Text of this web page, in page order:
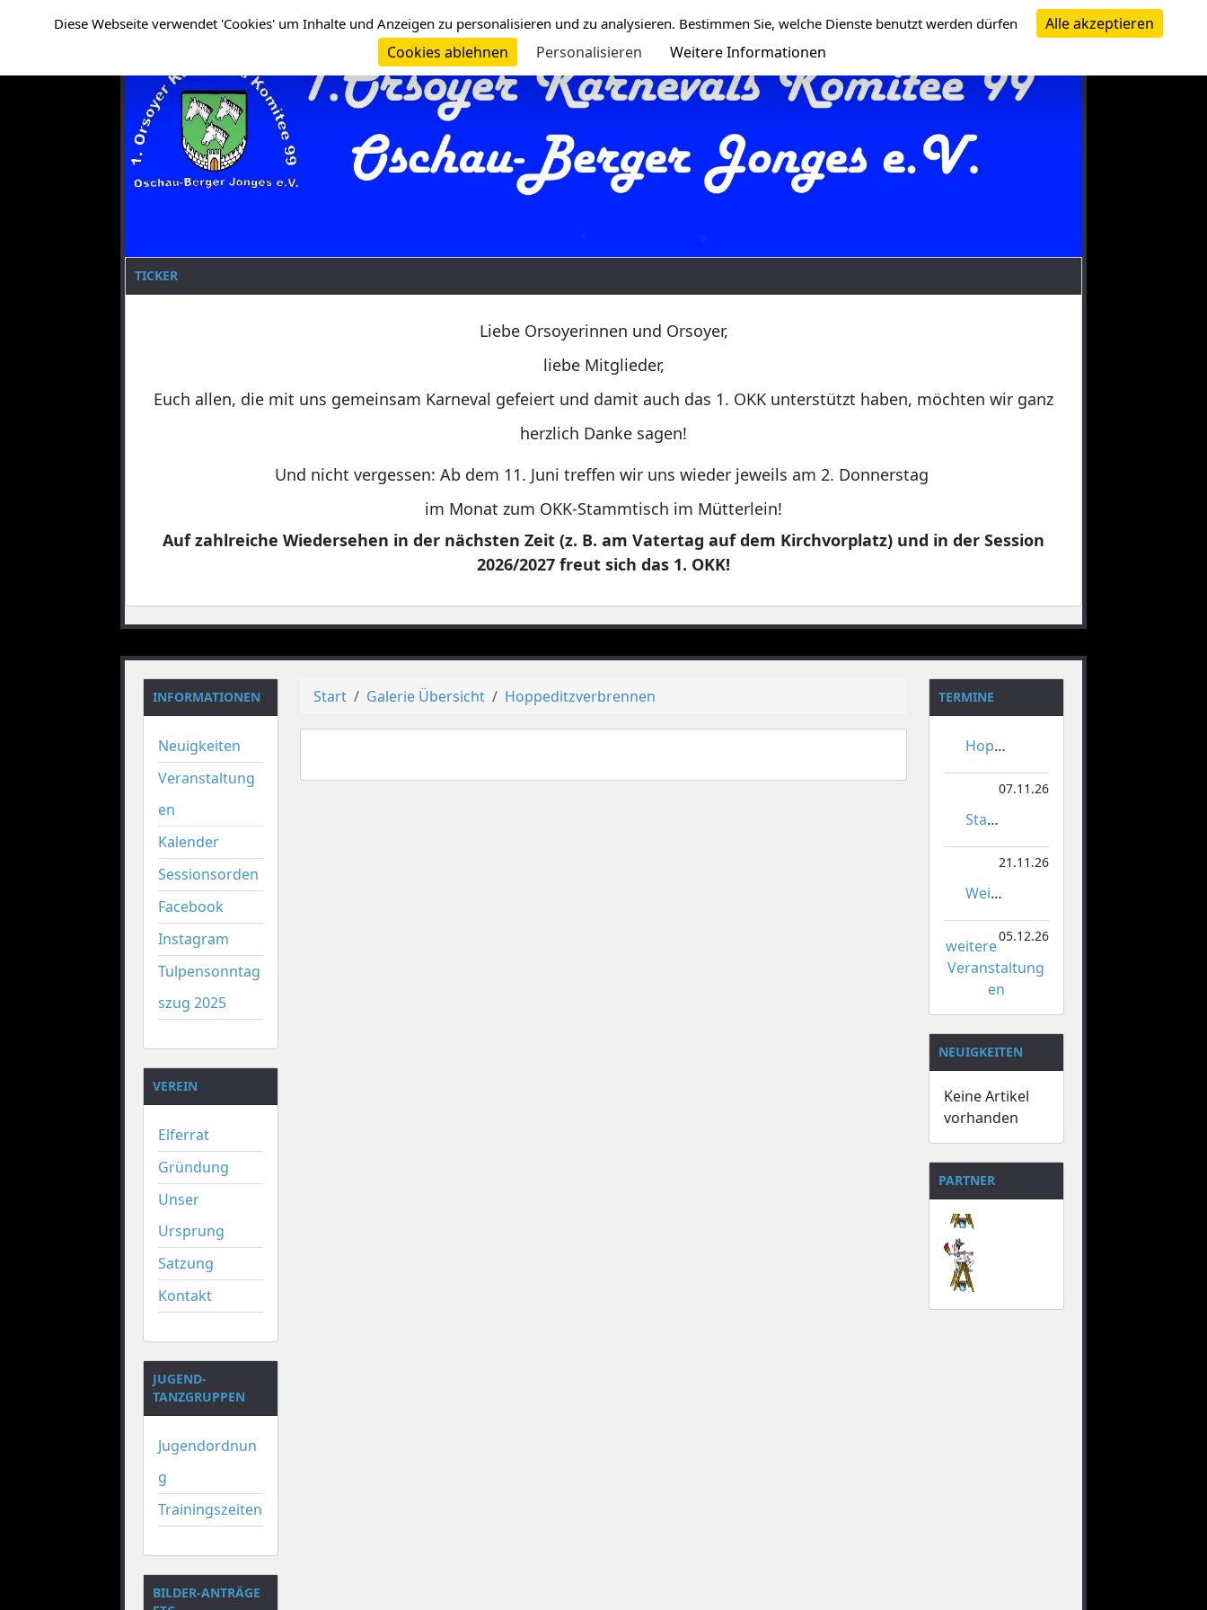
TICKER
Liebe Orsoyerinnen und Orsoyer,
liebe Mitglieder,
Euch allen, die mit uns gemeinsam Karneval gefeiert und damit auch das 1. OKK unterstützt haben, möchten wir ganz
herzlich Danke sagen!
Und nicht vergessen: Ab dem 11. Juni treffen wir uns wieder jeweils am 2. Donnerstag
im Monat zum OKK-Stammtisch im Mütterlein!
Auf zahlreiche Wiedersehen in der nächsten Zeit (z. B. am Vatertag auf dem Kirchvorplatz) und in der Session
2026/2027 freut sich das 1. OKK!
INFORMATIONEN
Neuigkeiten
Veranstaltung
en
Kalender
Sessionsorden
Facebook
Instagram
Tulpensonntag
szug 2025
VEREIN
Elferrat
Gründung
Unser
Ursprung
Satzung
Kontakt
JUGEND-
TANZGRUPPEN
Jugendordnun
g
Trainingszeiten
BILDER-ANTRÄGE
Start Galerie Übersicht Hoppeditzverbrennen TERMINE
Hoppeditzerwachen
07.11.26
Stadtmeisterschaften im Gardetanz
21.11.26
Weihnachtsmarkt Orsoy
05.12.26
weitere
Veranstaltung
en
NEUIGKEITEN
Keine Artikel
vorhanden
PARTNER
Diese Webseite verwendet 'Cookies' um Inhalte und Anzeigen zu personalisieren und zu analysieren. Bestimmen Sie, welche Dienste benutzt werden dürfen
Alle akzeptieren
Cookies ablehnen
Personalisieren Weitere Informationen